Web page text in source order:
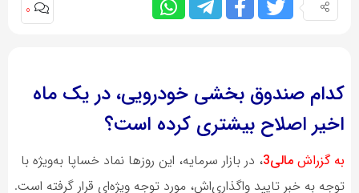
0
کدام صندوق بخشی خودرویی، در یک ماه
اخیر اصلاح بیشتری کرده است؟
به گزراش مالی3 ، در بازار سرمایه، این روزها نماد خساپا به‌ویژه با
توجه به خبر تایید واگذاری‌اش، مورد توجه ویژه‌ای قرار گرفته است.